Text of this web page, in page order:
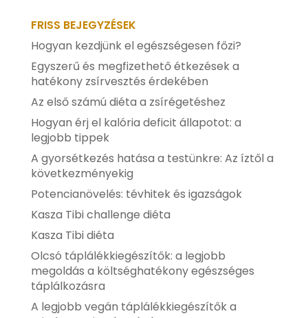
FRISS BEJEGYZÉSEK
Hogyan kezdjünk el egészségesen főzi?
Egyszerű és megfizethető étkezések a
hatékony zsírvesztés érdekében
Az első számú diéta a zsírégetéshez
Hogyan érj el kalória deficit állapotot: a
legjobb tippek
A gyorsétkezés hatása a testünkre: Az íztől a
következményekig
Potencianövelés: tévhitek és igazságok
Kasza Tibi challenge diéta
Kasza Tibi diéta
Olcsó táplálékkiegészítők: a legjobb
megoldás a költséghatékony egészséges
táplálkozásra
A legjobb vegán táplálékkiegészítők a